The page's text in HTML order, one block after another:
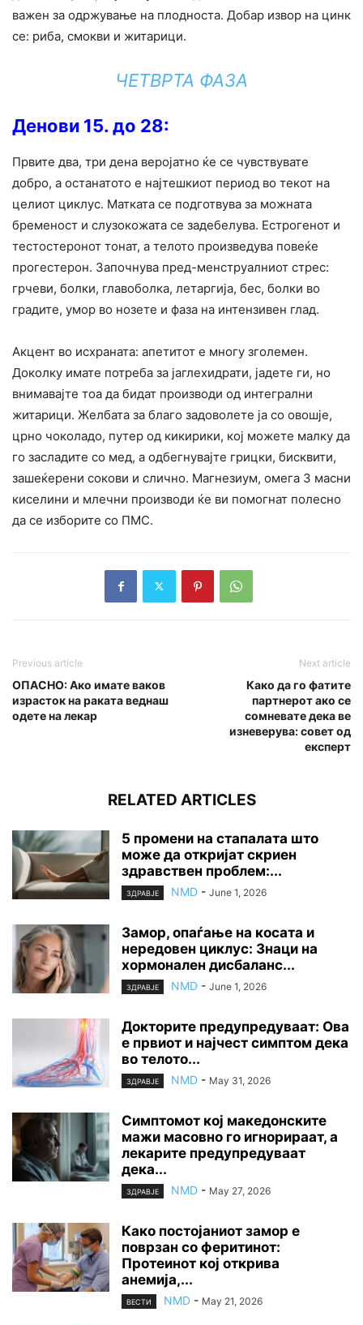
важен за одржување на плодноста. Добар извор на цинк
се: риба, смокви и житарици.
ЧЕТВРТА ФАЗА
Денови 15. до 28:
Првите два, три дена веројатно ќе се чувствувате
добро, а останатото е најтешкиот период во текот на
целиот циклус. Матката се подготвува за можната
бременост и слузокожата се задебелува. Естрогенот и
тестостеронот тонат, а телото произведува повеќе
прогестерон. Започнува пред-менструалниот стрес:
грчеви, болки, главоболка, летаргија, бес, болки во
градите, умор во нозете и фаза на интензивен глад.
Акцент во исхраната: апетитот е многу зголемен.
Доколку имате потреба за јаглехидрати, јадете ги, но
внимавајте тоа да бидат производи од интегрални
житарици. Желбата за благо задоволете ја со овошје,
црно чоколадо, путер од кикирики, кој можете малку да
го засладите со мед, а одбегнувајте грицки, бисквити,
зашеќерени сокови и слично. Магнезиум, омега 3 масни
киселини и млечни производи ќе ви помогнат полесно
да се изборите со ПМС.
Previous article
ОПАСНО: Ако имате ваков
израсток на раката веднаш
одете на лекар
Next article
Како да го фатите
партнерот ако се
сомневате дека ве
изневерува: совет од
експерт
RELATED ARTICLES
5 промени на стапалата што
може да откријат скриен
здравствен проблем:...
ЗДРАВЈЕ NMD - June 1, 2026
Замор, опаѓање на косата и
нередовен циклус: Знаци на
хормонален дисбаланс...
ЗДРАВЈЕ NMD - June 1, 2026
Докторите предупредуваат: Ова
е првиот и најчест симптом дека
во телото...
ЗДРАВЈЕ NMD - May 31, 2026
Симптомот кој македонските
мажи масовно го игнорираат, а
лекарите предупредуваат
дека...
ЗДРАВЈЕ NMD - May 27, 2026
Како постојаниот замор е
поврзан со феритинот:
Протеинот кој открива
анемија,...
ВЕСТИ NMD - May 21, 2026